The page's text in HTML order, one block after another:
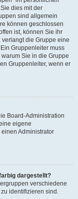
dies mit der
sind allgemein
können geschlossen
ist, können Sie ihr
die Gruppe eine
Gruppenleiter muss
Sie in die Gruppe
Gruppenleiter, wenn er
Board-Administration
eigene
Administrator
dargestellt?
verschiedene
identifizieren sind.